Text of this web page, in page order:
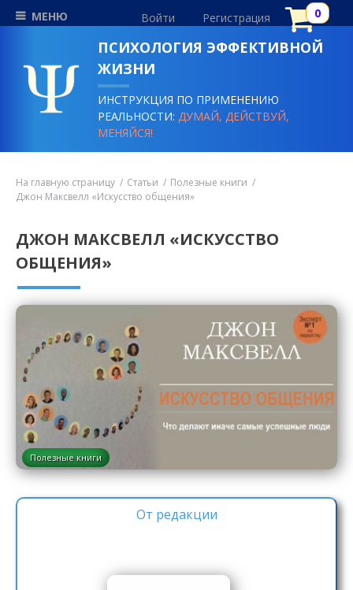
МЕНЮ Войти Регистрация
ПСИХОЛОГИЯ ЭФФЕКТИВНОЙ
ЖИЗНИ
ИНСТРУКЦИЯ ПО ПРИМЕНЕНИЮ
РЕАЛЬНОСТИ:ДУМАЙ, ДЕЙСТВУЙ,
МЕНЯЙСЯ!
На главную страницу Статьи
Полезные книги
Джон Максвелл «Искусство общения»
ДЖОН МАКСВЕЛЛ «ИСКУССТВО
ОБЩЕНИЯ»
Полезные книги
От редакции